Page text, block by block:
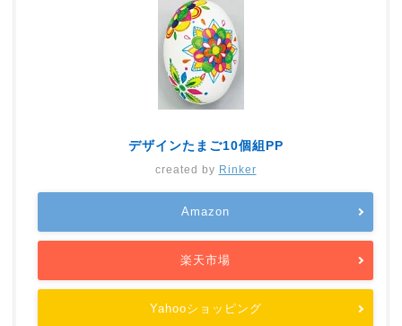
デザインたまご10個組PP
created by Rinker
Amazon
楽天市場
Yahooショッピング